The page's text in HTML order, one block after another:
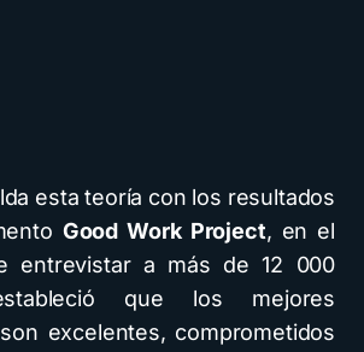
esta teoría con los resultados
Good Work Project, en el
entrevistar a más de 12 000
que los mejores
excelentes, comprometidos